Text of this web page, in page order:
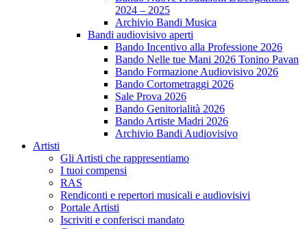
2024 – 2025
Archivio Bandi Musica
Bandi audiovisivo aperti
Bando Incentivo alla Professione 2026
Bando Nelle tue Mani 2026 Tonino Pavan
Bando Formazione Audiovisivo 2026
Bando Cortometraggi 2026
Sale Prova 2026
Bando Genitorialità 2026
Bando Artiste Madri 2026
Archivio Bandi Audiovisivo
Artisti
Gli Artisti che rappresentiamo
I tuoi compensi
RAS
Rendiconti e repertori musicali e audiovisivi
Portale Artisti
Iscriviti e conferisci mandato